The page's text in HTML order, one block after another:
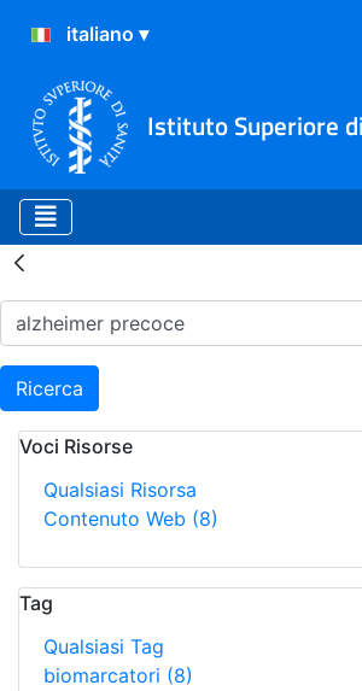
Istituto Superiore
Risultati della
Ricerca
Voci Risorse
Qualsiasi Risorsa
Contenuto Web (8)
Tag
Qualsiasi Tag
biomarcatori (8)